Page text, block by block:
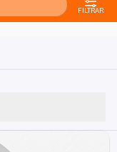
FILTRAR